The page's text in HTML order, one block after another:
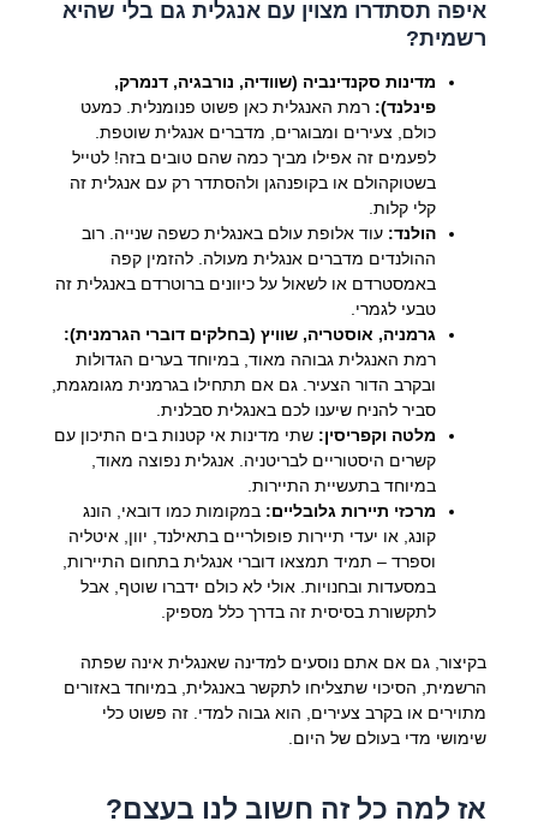
איפה תסתדרו מצוין עם אנגלית גם בלי שהיא
רשמית?
מדינות סקנדינביה (שוודיה, נורבגיה, דנמרק,
פינלנד): רמת האנגלית כאן פשוט פנומנלית. כמעט
כולם, צעירים ומבוגרים, מדברים אנגלית שוטפת.
לפעמים זה אפילו מביך כמה שהם טובים בזה! לטייל
בשטוקהולם או בקופנהגן ולהסתדר רק עם אנגלית זה
קלי קלות.
הולנד: עוד אלופת עולם באנגלית כשפה שנייה. רוב
ההולנדים מדברים אנגלית מעולה. להזמין קפה
באמסטרדם או לשאול על כיוונים ברוטרדם באנגלית זה
טבעי לגמרי.
גרמניה, אוסטריה, שוויץ (בחלקים דוברי הגרמנית):
רמת האנגלית גבוהה מאוד, במיוחד בערים הגדולות
ובקרב הדור הצעיר. גם אם תתחילו בגרמנית מגומגמת,
סביר להניח שיענו לכם באנגלית סבלנית.
מלטה וקפריסין: שתי מדינות אי קטנות בים התיכון עם
קשרים היסטוריים לבריטניה. אנגלית נפוצה מאוד,
במיוחד בתעשיית התיירות.
מרכזי תיירות גלובליים: במקומות כמו דובאי, הונג
קונג, או יעדי תיירות פופולריים בתאילנד, יוון, איטליה
וספרד – תמיד תמצאו דוברי אנגלית בתחום התיירות,
במסעדות ובחנויות. אולי לא כולם ידברו שוטף, אבל
לתקשורת בסיסית זה בדרך כלל מספיק.
בקיצור, גם אם אתם נוסעים למדינה שאנגלית אינה שפתה
הרשמית, הסיכוי שתצליחו לתקשר באנגלית, במיוחד באזורים
מתוירים או בקרב צעירים, הוא גבוה למדי. זה פשוט כלי
שימושי מדי בעולם של היום.
אז למה כל זה חשוב לנו בעצם?